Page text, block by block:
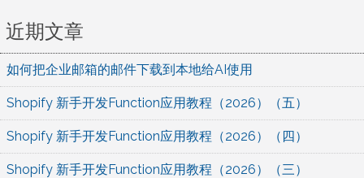
近期文章
如何把企业邮箱的邮件下载到本地给AI使用
Shopify 新手开发Function应用教程（2026）（五）
Shopify 新手开发Function应用教程（2026）（四）
Shopify 新手开发Function应用教程（2026）（三）